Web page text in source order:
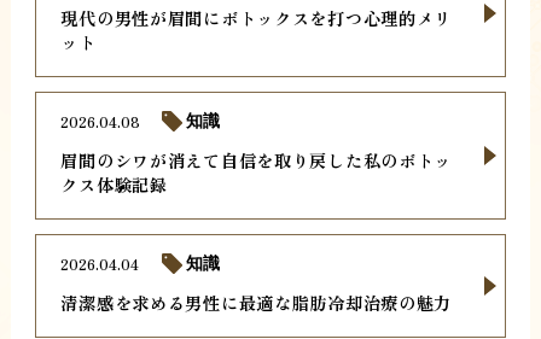
現代の男性が眉間にボトックスを打つ心理的メリ
ット
眉間のシワが消えて自信を取り戻した私のボトッ
クス体験記録
2026.04.08 知識
清潔感を求める男性に最適な脂肪冷却治療の魅力
2026.04.04 知識